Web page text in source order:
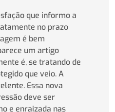
que informo a
no prazo
é bem
um artigo
é, se tratando de
que veio. A
Essa nova
deve ser
e enraizada nas